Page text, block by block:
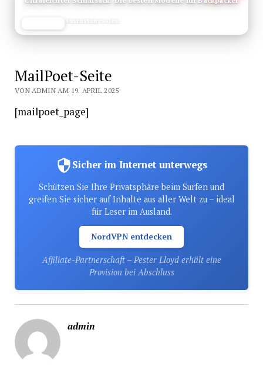
MailPoet-Seite
VON ADMIN AM 19. APRIL 2025
[mailpoet_page]
Sicher im Internet unterwegs
Schützen Sie Ihre Privatsphäre beim Surfen und
greifen Sie sicher auf Inhalte aus aller Welt zu – ideal
für Leser im Ausland.
NordVPN entdecken
Affiliate-Partnerschaft – Pester Lloyd erhält eine
Provision bei Abschluss
admin